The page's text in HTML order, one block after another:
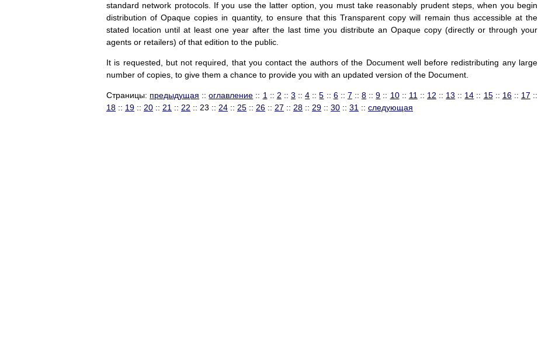
standard network protocols. If you use the latter option, you must take reasonably prudent steps, when you begin
distribution of Opaque copies in quantity, to ensure that this Transparent copy will remain thus accessible at the
stated location until at least one year after the last time you distribute an Opaque copy (directly or through your
agents or retailers) of that edition to the public.
It is requested, but not required, that you contact the authors of the Document well before redistributing any large
number of copies, to give them a chance to provide you with an updated version of the Document.
Страницы: предыдущая ::оглавление :: 1 :: 2 :: 3 ::4 ::5 :: 6:: 7 ::8 ::9 :: 10:: 11 :: 12 :: 13 :: 14 :: 15:: 16:: 17 ::
18 :: 19 :: 20 :: 21 :: 22 :: 23 :: 24 :: 25 :: 26 :: 27 :: 28 :: 29 :: 30 :: 31 :: следующая